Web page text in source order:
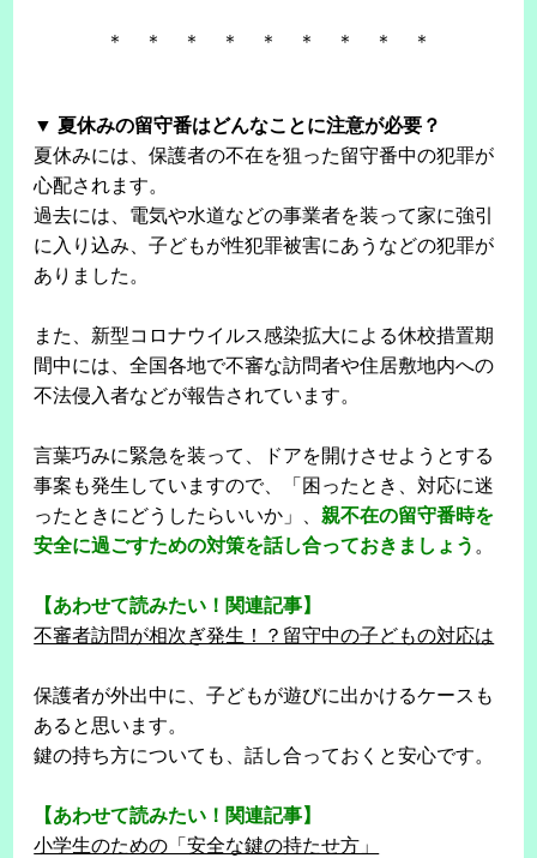
＊ ＊ ＊ ＊ ＊ ＊ ＊ ＊ ＊
▼ 夏休みの留守番はどんなことに注意が必要？
夏休みには、保護者の不在を狙った留守番中の犯罪が
心配されます。
過去には、電気や水道などの事業者を装って家に強引
に入り込み、子どもが性犯罪被害にあうなどの犯罪が
ありました。
また、新型コロナウイルス感染拡大による休校措置期
間中には、全国各地で不審な訪問者や住居敷地内への
不法侵入者などが報告されています。
言葉巧みに緊急を装って、ドアを開けさせようとする
事案も発生していますので、「困ったとき、対応に迷
ったときにどうしたらいいか」、親不在の留守番時を
安全に過ごすための対策を話し合っておきましょう 。
【あわせて読みたい！関連記事】
不審者訪問が相次ぎ発生！？留守中の子どもの対応は
保護者が外出中に、子どもが遊びに出かけるケースも
あると思います。
鍵の持ち方についても、話し合っておくと安心です。
【あわせて読みたい！関連記事】
小学生のための「安全な鍵の持たせ方」